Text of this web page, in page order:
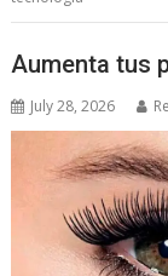
Aumenta tus
July 28, 2026